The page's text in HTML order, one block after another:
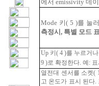
에서 emissivity 데
Mode 키( 5 )를 눌러
측정시 , 특별 모드
Up 키 ( 4 )를 누르거나
9 )로 확정한다. 예 :
열전대 센서를 소켓(
고 온도가 표시 된다.